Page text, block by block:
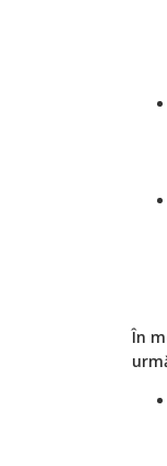
În